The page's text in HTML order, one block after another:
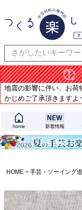
地震の影響に伴い、お荷
かじめご了承頂きます
home 新着情報
HOME 手芸・ソーイング